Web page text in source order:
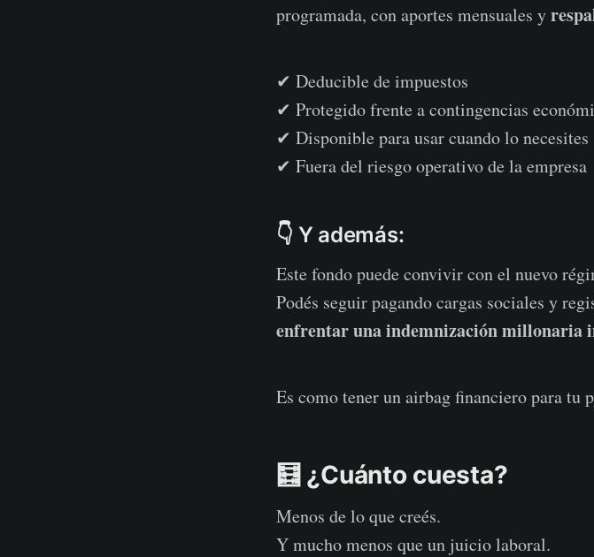
programada, con aportes mensuales y
✔ Deducible de impuestos
✔ Protegido frente a contingencias
✔ Disponible para usar cuando lo necesites
✔ Fuera del riesgo operativo de la empresa
👇 Y además:
Este fondo puede convivir con el nuevo
Podés seguir pagando cargas sociales y
enfrentar una indemnización millonaria
Es como tener un airbag financiero para tu
🧮 ¿Cuánto cuesta?
Menos de lo que creés.
Y mucho menos que un juicio laboral.